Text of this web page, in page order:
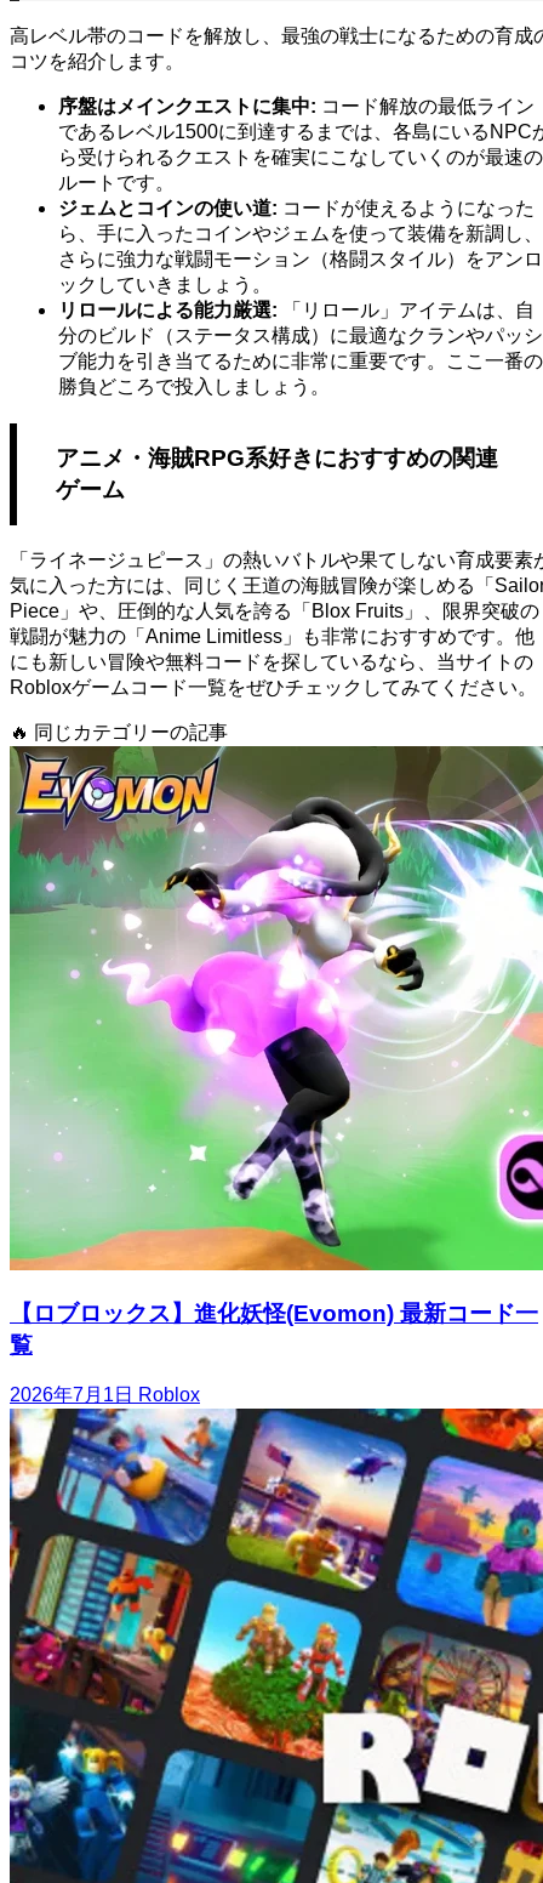
高レベル帯のコードを解放し、最強の戦士になるための育成
コツを紹介します。
序盤はメインクエストに集中: コード解放の最低ライン
であるレベル1500に到達するまでは、各島にいるNPC
ら受けられるクエストを確実にこなしていくのが最速の
ルートです。
ジェムとコインの使い道: コードが使えるようになった
ら、手に入ったコインやジェムを使って装備を新調し、
さらに強力な戦闘モーション（格闘スタイル）をアンロ
ックしていきましょう。
リロールによる能力厳選: 「リロール」アイテムは、自
分のビルド（ステータス構成）に最適なクランやパッシ
ブ能力を引き当てるために非常に重要です。ここ一番の
勝負どころで投入しましょう。
アニメ・海賊RPG系好きにおすすめの関連
ゲーム
「ライネージュピース」の熱いバトルや果てしない育成要素
気に入った方には、同じく王道の海賊冒険が楽しめる「
Piece」や、圧倒的な人気を誇る「Blox Fruits」、限界突破の
戦闘が魅力の「Anime Limitless」も非常におすすめです。他
にも新しい冒険や無料コードを探しているなら、当サイトの
Robloxゲームコード一覧をぜひチェックしてみてください。
🔥 同じカテゴリーの記事
【ロブロックス】進化妖怪(Evomon) 最新コード一
覧
2026年7月1日 Roblox